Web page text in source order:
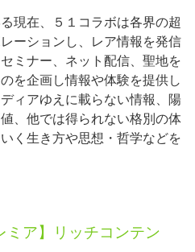
現在、５１コラボは各界の超
ーションし、レア情報を発信
ミナー、ネット配信、聖地を
を企画し情報や体験を提供し
ィアゆえに載らない情報、陽
、他では得られない格別の体
く生き方や思想・哲学などを
ミア】リッチコンテン